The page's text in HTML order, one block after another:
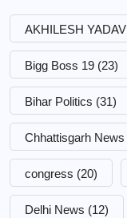
AKHILESH YADAV
Bigg Boss 19 (23)
Bihar Politics (31)
Chhattisgarh News
congress (20)
Delhi News (12)